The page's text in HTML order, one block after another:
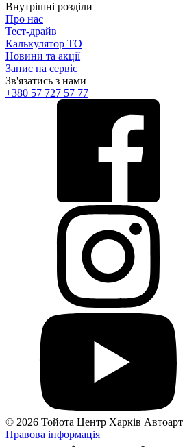
Внутрішні розділи
Про нас
Тест-драйв
Калькулятор ТО
Новини та акції
Запис на сервіс
Зв'язатись з нами
+380 57 727 57 77
© 2026 Тойота Центр Харків Автоарт
Правова інформація